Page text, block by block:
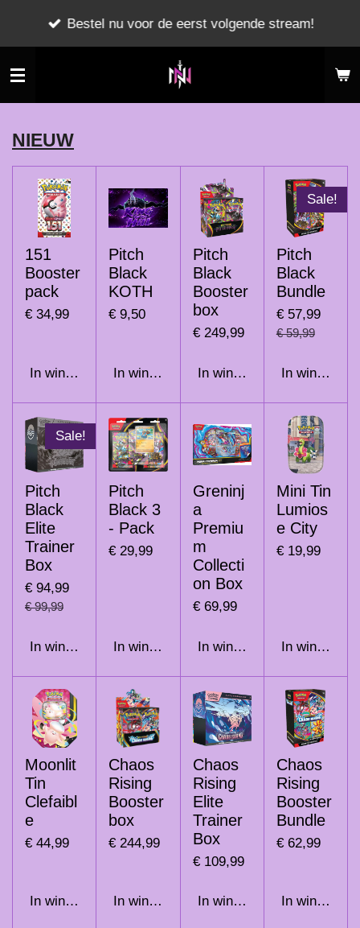
de
Bestel nu voor de eerst volgende stream!
NIEUW
151
Booster
pack
€ 34,99
In winkelwagen
Pitch
Black
KOTH
€ 9,50
In winkelwagen
Pitch
Black
Booster
box
€ 249,99
In winkelwagen
Sale!
Pitch
Black
Bundle
€ 57,99
€ 59,99
In
Sale!
Pitch
Black
Elite
Trainer
Box
€ 94,99
€ 99,99
In winkelwagen
Pitch
Black 3
- Pack
€ 29,99
In winkelwagen
Greninj
a
Premiu
m
Collecti
on Box
€ 69,99
In winkelwagen
Mini Tin
Lumios
e City
€ 19,99
In
Moonlit
Tin
Clefaibl
e
€ 44,99
In winkelwagen
Chaos
Rising
Booster
box
€ 244,99
In winkelwagen
Chaos
Rising
Elite
Trainer
Box
€ 109,99
In winkelwagen
Chaos
Rising
Booster
Bundle
€ 62,99
In